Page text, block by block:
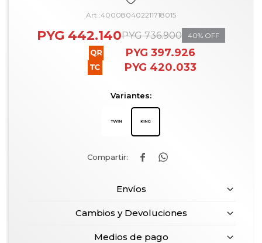
400080402211718015
PYG 442.140PYG 736.900 40
PYG 397.926
PYG 420.033
Variantes:
 
Envíos
Cambios y Devoluciones
Medios de pago